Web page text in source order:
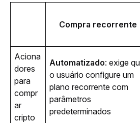
Compra recorrente
Aciona
dores
para
compr
ar
cripto
Automatizado: exige
o usuário configure um
plano recorrente com
parâmetros
predeterminados